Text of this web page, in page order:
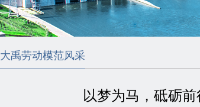
大禹劳动模范风采
以梦为马，砥砺